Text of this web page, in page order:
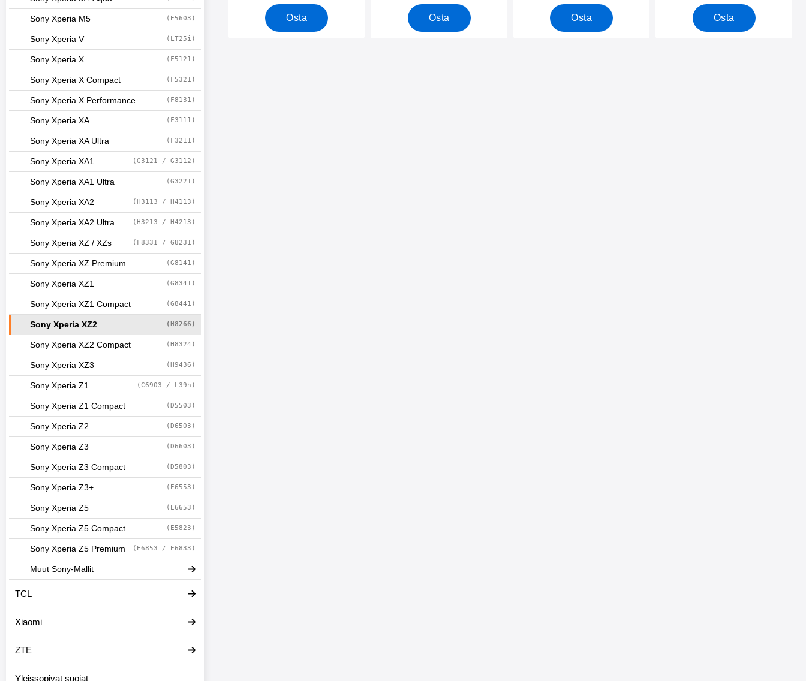
Sony Xperia M5 (E5603)
Sony Xperia V (LT25i)
Sony Xperia X (F5121)
Sony Xperia X Compact (F5321)
Sony Xperia X Performance (F8131)
Sony Xperia XA (F3111)
Sony Xperia XA Ultra (F3211)
Sony Xperia XA1 (G3121 / G3112)
Sony Xperia XA1 Ultra (G3221)
Sony Xperia XA2 (H3113 / H4113)
Sony Xperia XA2 Ultra (H3213 / H4213)
Sony Xperia XZ / XZs (F8331 / G8231)
Sony Xperia XZ Premium (G8141)
Sony Xperia XZ1 (G8341)
Sony Xperia XZ1 Compact (G8441)
Sony Xperia XZ2 (H8266)
Sony Xperia XZ2 Compact (H8324)
Sony Xperia XZ3 (H9436)
Sony Xperia Z1 (C6903 / L39h)
Sony Xperia Z1 Compact (D5503)
Sony Xperia Z2 (D6503)
Sony Xperia Z3 (D6603)
Sony Xperia Z3 Compact (D5803)
Sony Xperia Z3+ (E6553)
Sony Xperia Z5 (E6653)
Sony Xperia Z5 Compact (E5823)
Sony Xperia Z5 Premium (E6853 / E6833)
Muut Sony-Mallit
TCL
Xiaomi
ZTE
Yleissopivat suojat
Osta Osta Osta Osta